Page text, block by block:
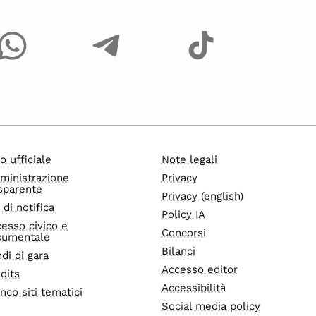
ufficiale
di notifica
civico e
di gara
siti tematici
Note legali
Privacy
Privacy (english)
Policy IA
Concorsi
Bilanci
Accesso editor
Accessibilità
Social media policy